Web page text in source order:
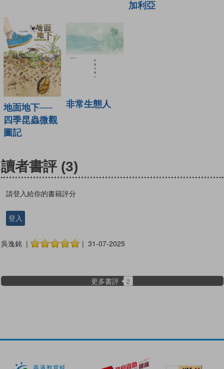
加利亞
地面地下──
四季昆蟲微觀
圖記
非常生態人
讀者書評 (3)
請登入給你的書籍評分
登入
吳逸銘 | | 31-07-2025
更多書評 2